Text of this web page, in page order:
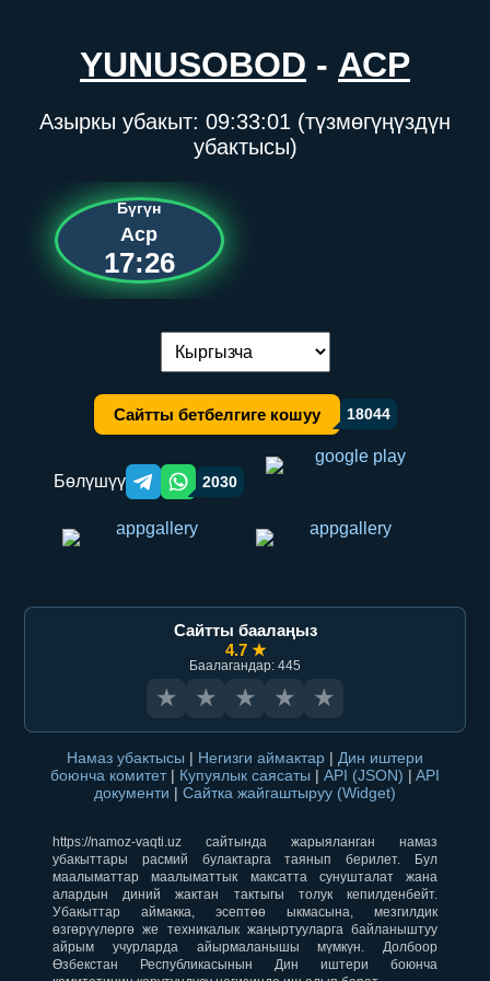
YUNUSOBOD - АСР
Азыркы убакыт: 09:33:01 (түзмөгүңүздүн
убактысы)
Бүгүн
Аср
17:26
Тилди алмаштыруу:
Сайтты бетбелгиге кошуу 18044
Бөлүшүү Telegram orqali ulashish
WhatsApp orqali ulashish
2030
Сайтты баалаңыз
4.7 ★
Баалагандар: 445
★ ★ ★ ★ ★
Намаз убактысы | Негизги аймактар | Дин иштери
боюнча комитет | Купуялык саясаты | API (JSON) | API
документи | Сайтка жайгаштыруу (Widget)
https://namoz-vaqti.uz сайтында жарыяланган намаз
убакыттары расмий булактарга таянып берилет. Бул
маалыматтар маалыматтык максатта сунушталат жана
алардын диний жактан тактыгы толук кепилденбейт.
Убакыттар аймакка, эсептөө ыкмасына, мезгилдик
өзгөрүүлөргө же техникалык жаңыртууларга байланыштуу
айрым учурларда айырмаланышы мүмкүн. Долбоор
Өзбекстан Республикасынын Дин иштери боюнча